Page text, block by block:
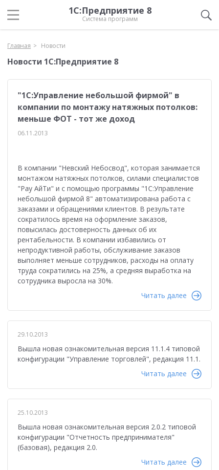
1С:Предприятие 8
Система программ
Главная Новости
Новости 1С:Предприятие 8
"1С:Управление небольшой фирмой" в
компании по монтажу натяжных потолков:
меньше ФОТ - тот же доход
06.11.2013
В компании "Невский Небосвод", которая занимается
монтажом натяжных потолков, силами специалистов
"Рау АйТи" и с помощью программы "1С:Управление
небольшой фирмой 8" автоматизирована работа с
заказами и обращениями клиентов. В результате
сократилось время на оформление заказов,
повысилась достоверность данных об их
рентабельности. В компании избавились от
непродуктивной работы, обслуживание заказов
выполняет меньше сотрудников, расходы на оплату
труда сократились на 25%, а средняя выработка на
сотрудника выросла на 30%.
Читать далее
29.10.2013
Вышла новая ознакомительная версия 11.1.4 типовой
конфигурации "Управление торговлей", редакция 11.1.
Читать далее
25.10.2013
Вышла новая ознакомительная версия 2.0.2 типовой
конфигурации "Отчетность предпринимателя"
(базовая), редакция 2.0.
Читать далее